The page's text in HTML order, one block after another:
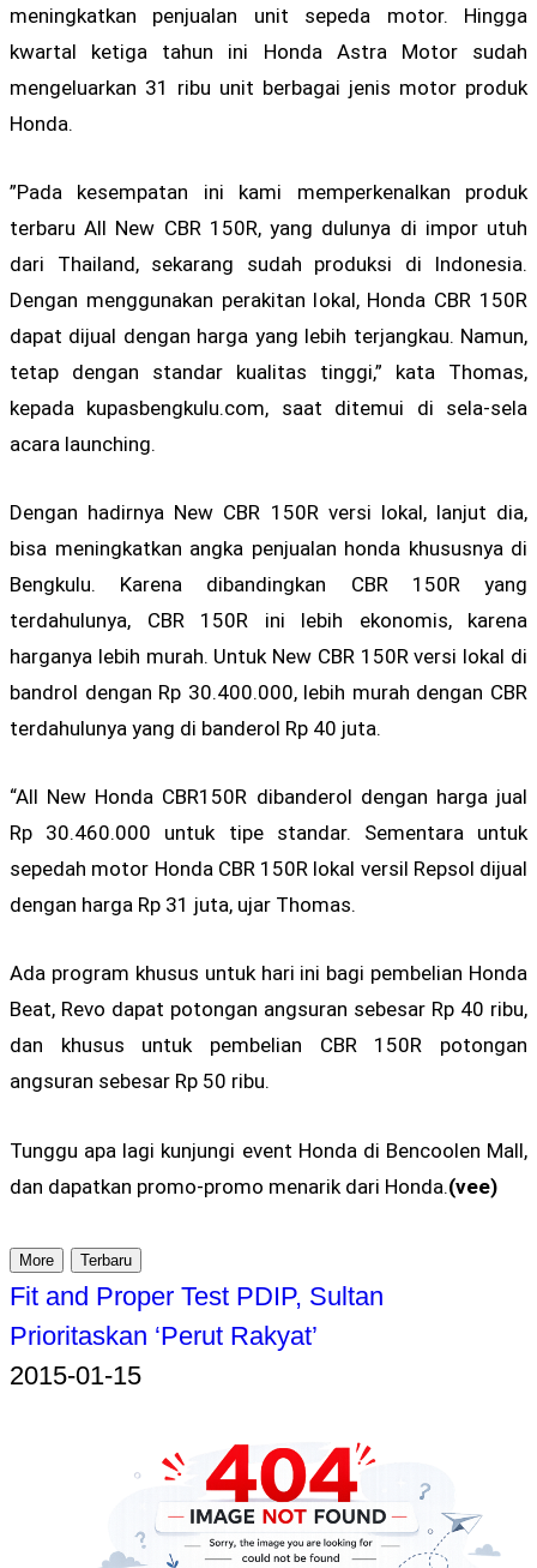
meningkatkan penjualan unit sepeda motor. Hingga
kwartal ketiga tahun ini Honda Astra Motor sudah
mengeluarkan 31 ribu unit berbagai jenis motor produk
Honda.
”Pada kesempatan ini kami memperkenalkan produk
terbaru All New CBR 150R, yang dulunya di impor utuh
dari Thailand, sekarang sudah produksi di Indonesia.
Dengan menggunakan perakitan lokal, Honda CBR 150R
dapat dijual dengan harga yang lebih terjangkau. Namun,
tetap dengan standar kualitas tinggi,” kata Thomas,
kepada kupasbengkulu.com, saat ditemui di sela-sela
acara launching.
Dengan hadirnya New CBR 150R versi lokal, lanjut dia,
bisa meningkatkan angka penjualan honda khususnya di
Bengkulu. Karena dibandingkan CBR 150R yang
terdahulunya, CBR 150R ini lebih ekonomis, karena
harganya lebih murah. Untuk New CBR 150R versi lokal di
bandrol dengan Rp 30.400.000, lebih murah dengan CBR
terdahulunya yang di banderol Rp 40 juta.
“All New Honda CBR150R dibanderol dengan harga jual
Rp 30.460.000 untuk tipe standar. Sementara untuk
sepedah motor Honda CBR 150R lokal versil Repsol dijual
dengan harga Rp 31 juta, ujar Thomas.
Ada program khusus untuk hari ini bagi pembelian Honda
Beat, Revo dapat potongan angsuran sebesar Rp 40 ribu,
dan khusus untuk pembelian CBR 150R potongan
angsuran sebesar Rp 50 ribu.
Tunggu apa lagi kunjungi event Honda di Bencoolen Mall,
dan dapatkan promo-promo menarik dari Honda.(vee)
More Terbaru
Fit and Proper Test PDIP, Sultan
Prioritaskan ‘Perut Rakyat’
2015-01-15